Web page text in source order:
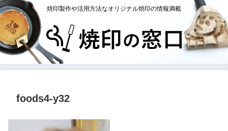
焼印製作や活用方法なオリジナル焼印の情報満載
foods4-y32